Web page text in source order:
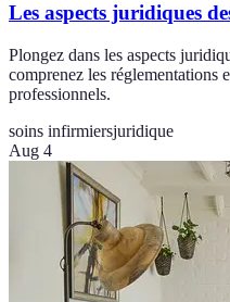
Les aspects juridiques
Plongez dans les aspects
comprenez les réglementations
professionnels.
soins infirmiersjuridique
Aug 4